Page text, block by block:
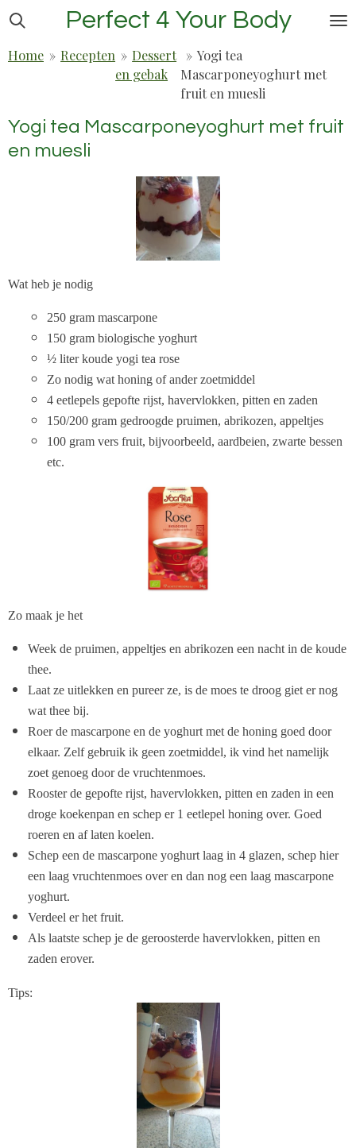
Ga
naar
Perfect 4 Your Body
Home » Recepten » Dessert
en gebak
» Yogi tea
Mascarponeyoghurt met
fruit en muesli
Yogi tea Mascarponeyoghurt met fruit
en muesli
Wat heb je nodig
250 gram mascarpone
150 gram biologische yoghurt
½ liter koude yogi tea rose
Zo nodig wat honing of ander zoetmiddel
4 eetlepels gepofte rijst, havervlokken, pitten en zaden
150/200 gram gedroogde pruimen, abrikozen, appeltjes
100 gram vers fruit, bijvoorbeeld, aardbeien, zwarte bessen
etc.
Zo maak je het
Week de pruimen, appeltjes en abrikozen een nacht in de koude
thee.
Laat ze uitlekken en pureer ze, is de moes te droog giet er nog
wat thee bij.
Roer de mascarpone en de yoghurt met de honing goed door
elkaar. Zelf gebruik ik geen zoetmiddel, ik vind het namelijk
zoet genoeg door de vruchtenmoes.
Rooster de gepofte rijst, havervlokken, pitten en zaden in een
droge koekenpan en schep er 1 eetlepel honing over. Goed
roeren en af laten koelen.
Schep een de mascarpone yoghurt laag in 4 glazen, schep hier
een laag vruchtenmoes over en dan nog een laag mascarpone
yoghurt.
Verdeel er het fruit.
Als laatste schep je de geroosterde havervlokken, pitten en
zaden erover.
Tips: